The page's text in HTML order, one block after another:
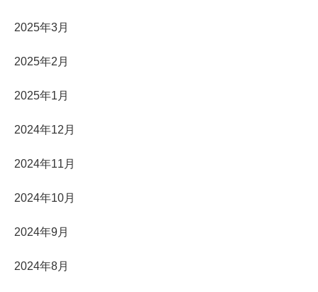
2025年3月
2025年2月
2025年1月
2024年12月
2024年11月
2024年10月
2024年9月
2024年8月